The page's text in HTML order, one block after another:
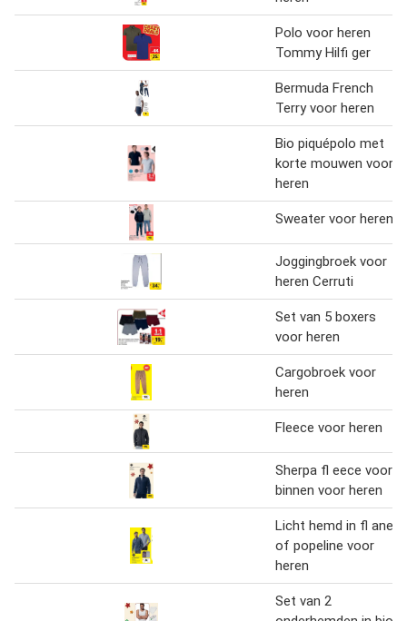
Polo voor heren
Tommy Hilfi ger
Bermuda French
Terry voor heren
Bio piquépolo met
korte mouwen voor
heren
Sweater voor heren
Joggingbroek voor
heren Cerruti
Set van 5 boxers
voor heren
Cargobroek voor
heren
Fleece voor heren
Sherpa fl eece voor
binnen voor heren
Licht hemd in fl anel
of popeline voor
heren
Set van 2